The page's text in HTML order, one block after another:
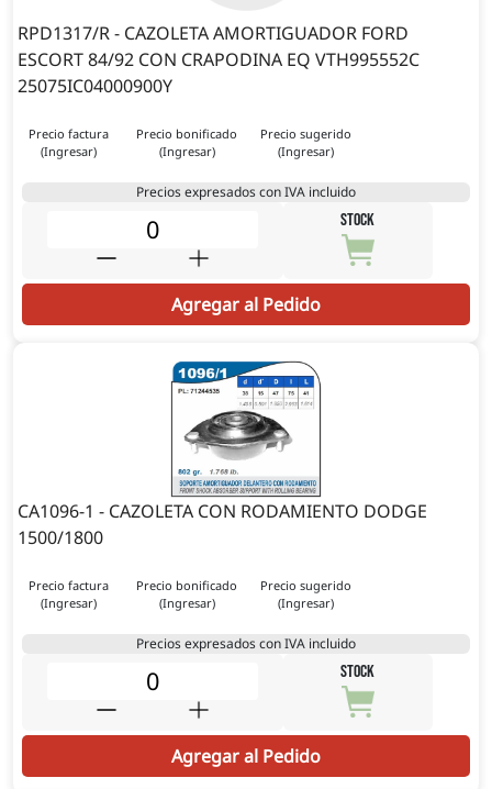
RPD1317/R - CAZOLETA AMORTIGUADOR FORD
ESCORT 84/92 CON CRAPODINA EQ VTH995552C
25075IC04000900Y
Precio factura
(Ingresar)
Precio bonificado
(Ingresar)
Precio sugerido
(Ingresar)
Precios expresados con IVA incluido
STOCK
Agregar al Pedido
CA1096-1 - CAZOLETA CON RODAMIENTO DODGE
1500/1800
Precio factura
(Ingresar)
Precio bonificado
(Ingresar)
Precio sugerido
(Ingresar)
Precios expresados con IVA incluido
STOCK
Agregar al Pedido